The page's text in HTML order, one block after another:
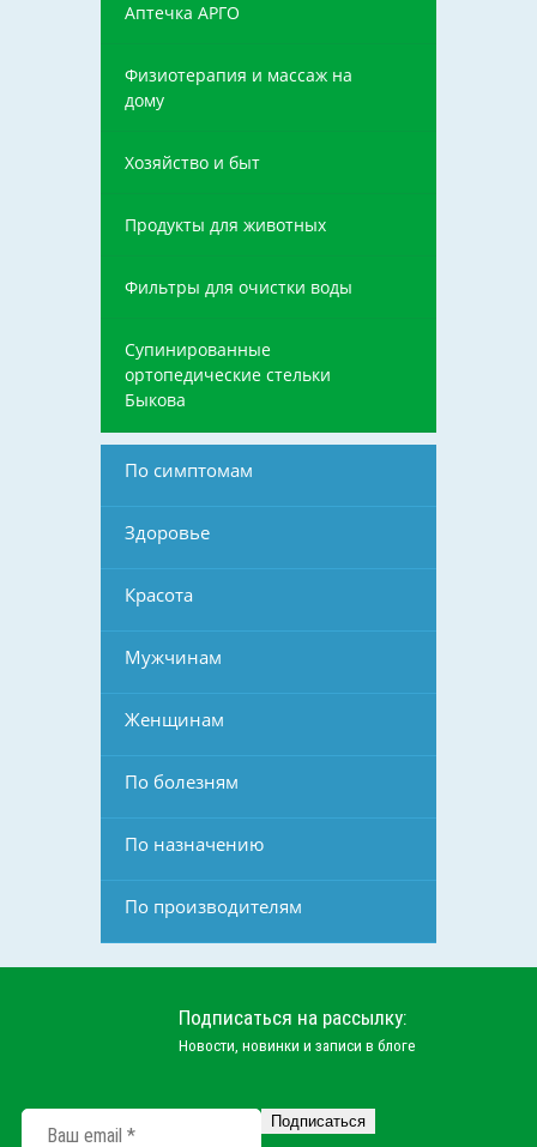
Аптечка АРГО
Физиотерапия и массаж на
дому
Хозяйство и быт
Продукты для животных
Фильтры для очистки воды
Супинированные
ортопедические стельки
Быкова
По симптомам
Здоровье
Красота
Мужчинам
Женщинам
По болезням
По назначению
По производителям
Подписаться на рассылку:
Новости, новинки и записи в блоге